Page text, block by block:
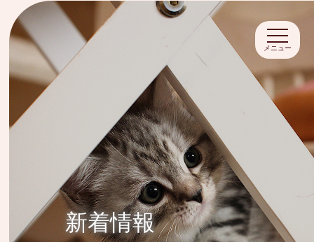
メニュー
新着情報